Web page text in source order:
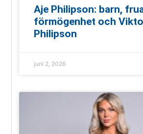
Aje Philipson: barn,
förmögenhet och
Philipson
juni 2, 2026